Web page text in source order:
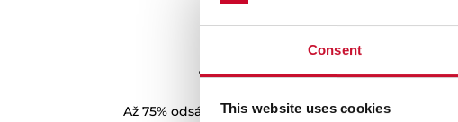
Consent
This website uses cookies
Teleskopické výsuvy Plus
Až 75% odsávání zásobníku pro vyšší komfort a